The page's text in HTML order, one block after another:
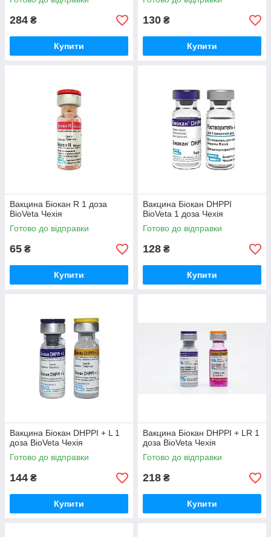
284 ₴
Купити
130 ₴
Купити
Вакцина Біокан R 1 доза
BioVeta Чехія
Готово до відправки
65 ₴
Купити
Вакцина Біокан DHPPI
BioVeta 1 доза Чехія
Готово до відправки
128 ₴
Купити
Вакцина Біокан DHPPI + L 1
доза BioVeta Чехія
Готово до відправки
144 ₴
Купити
Вакцина Біокан DHPPI + LR 1
доза BioVeta Чехія
Готово до відправки
218 ₴
Купити